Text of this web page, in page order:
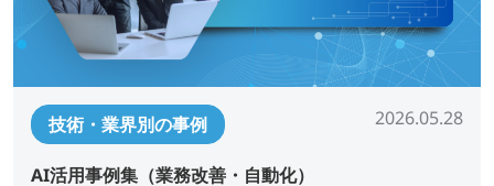
技術・業界別の事例 2026.05.28
AI活用事例集（業務改善・自動化）